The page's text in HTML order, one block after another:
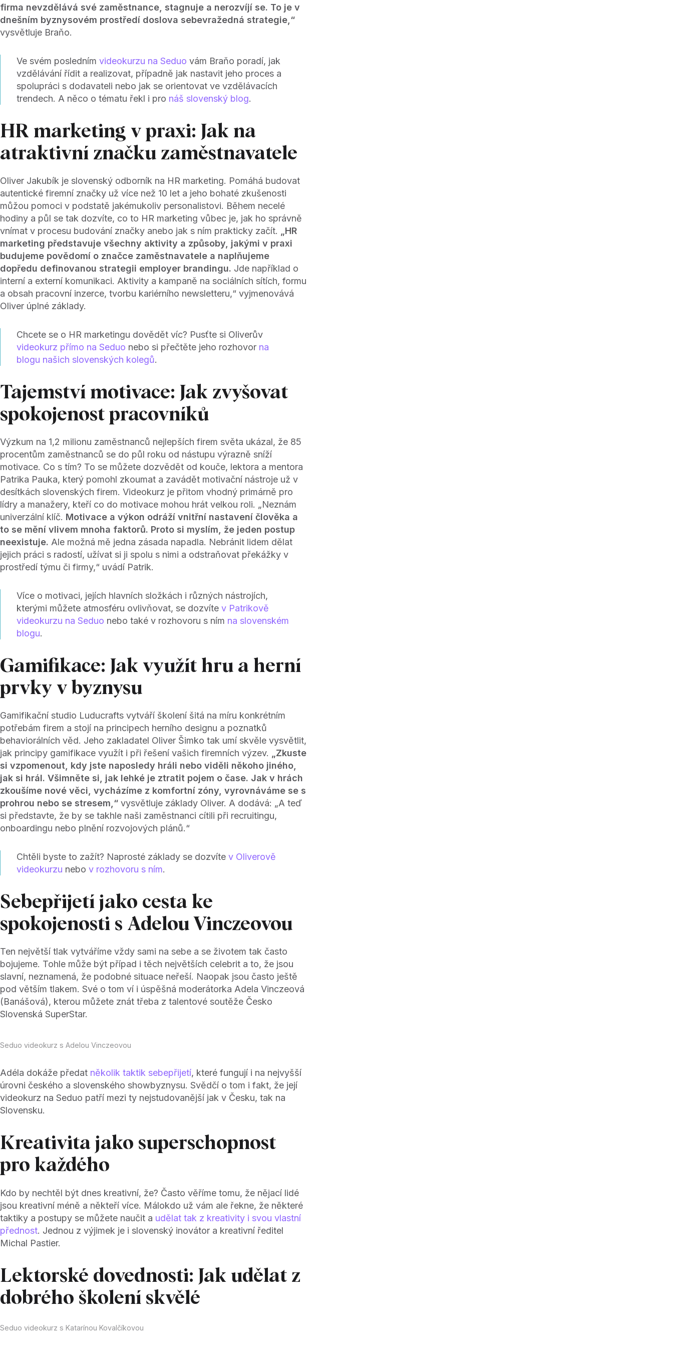
firma nevzdělává své zaměstnance, stagnuje a nerozvíjí se. To je v
dnešním byznysovém prostředí doslova sebevražedná strategie,“
vysvětluje Braňo.
Ve svém posledním videokurzu na Seduo vám Braňo poradí, jak
vzdělávání řídit a realizovat, případně jak nastavit jeho proces a
spolupráci s dodavateli nebo jak se orientovat ve vzdělávacích
trendech. A něco o tématu řekl i pro náš slovenský blog.
HR marketing v praxi: Jak na
atraktivní značku zaměstnavatele
Oliver Jakubík je slovenský odborník na HR marketing. Pomáhá budovat
autentické firemní značky už více než 10 let a jeho bohaté zkušenosti
můžou pomoci v podstatě jakémukoliv personalistovi. Během necelé
hodiny a půl se tak dozvíte, co to HR marketing vůbec je, jak ho správně
vnímat v procesu budování značky anebo jak s ním prakticky začít.
„HR
marketing představuje všechny aktivity a způsoby, jakými v praxi
budujeme povědomí o značce zaměstnavatele a naplňujeme
dopředu definovanou strategii employer brandingu. Jde například o
interní a externí komunikaci. Aktivity a kampaně na sociálních sítích, formu
a obsah pracovní inzerce, tvorbu kariérního newsletteru,“ vyjmenovává
Oliver úplné základy.
Chcete se o HR marketingu dovědět víc? Pusťte si Oliverův
videokurz přímo na Seduo nebo si přečtěte jeho rozhovor na
blogu našich slovenských kolegů.
Tajemství motivace: Jak zvyšovat
spokojenost pracovníků
Výzkum na 1,2 milionu zaměstnanců nejlepších firem světa ukázal, že 85
procentům zaměstnanců se do půl roku od nástupu výrazně sníží
motivace. Co s tím? To se můžete dozvědět od kouče, lektora a mentora
Patrika Pauka, který pomohl zkoumat a zavádět motivační nástroje už v
desítkách slovenských firem. Videokurz je přitom vhodný primárně pro
lídry a manažery, kteří co do motivace mohou hrát velkou roli. „Neznám
univerzální klíč. Motivace a výkon odráží vnitřní nastavení člověka a
to se mění vlivem mnoha faktorů. Proto si myslím, že jeden postup
neexistuje. Ale možná mě jedna zásada napadla. Nebránit lidem dělat
jejich práci s radostí, užívat si ji spolu s nimi a odstraňovat překážky v
prostředí týmu či firmy,“ uvádí Patrik.
Více o motivaci, jejích hlavních složkách i různých nástrojích,
kterými můžete atmosféru ovlivňovat, se dozvíte v Patrikově
videokurzu na Seduo nebo také v rozhovoru s ním na slovenském
blogu.
Gamifikace: Jak využít hru a herní
prvky v byznysu
Gamifikační studio Luducrafts vytváří školení šitá na míru konkrétním
potřebám firem a stojí na principech herního designu a poznatků
behaviorálních věd. Jeho zakladatel Oliver Šimko tak umí skvěle vysvětlit,
jak principy gamifikace využít i při řešení vašich firemních výzev. „Zkuste
si vzpomenout, kdy jste naposledy hráli nebo viděli někoho jiného,
jak si hrál. Všimněte si, jak lehké je ztratit pojem o čase. Jak v hrách
zkoušíme nové věci, vycházíme z komfortní zóny, vyrovnáváme se s
prohrou nebo se stresem,“ vysvětluje základy Oliver. A dodává: „A teď
si představte, že by se takhle naši zaměstnanci cítili při recruitingu,
onboardingu nebo plnění rozvojových plánů.“
Chtěli byste to zažít? Naprosté základy se dozvíte v Oliverově
videokurzu nebo v rozhovoru s ním.
Sebepřijetí jako cesta ke
spokojenosti s Adelou Vinczeovou
Ten největší tlak vytváříme vždy sami na sebe a se životem tak často
bojujeme. Tohle může být případ i těch největších celebrit a to, že jsou
slavní, neznamená, že podobné situace neřeší. Naopak jsou často ještě
pod větším tlakem. Své o tom ví i úspěšná moderátorka Adela Vinczeová
(Banášová), kterou můžete znát třeba z talentové soutěže Česko
Slovenská SuperStar.
Seduo videokurz s Adelou Vinczeovou
Adéla dokáže předat několik taktik sebepřijetí, které fungují i na nejvyšší
úrovni českého a slovenského showbyznysu. Svědčí o tom i fakt, že její
videokurz na Seduo patří mezi ty nejstudovanější jak v Česku, tak na
Slovensku.
Kreativita jako superschopnost
pro každého
Kdo by nechtěl být dnes kreativní, že? Často věříme tomu, že nějací lidé
jsou kreativní méně a někteří více. Málokdo už vám ale řekne, že některé
taktiky a postupy se můžete naučit a udělat tak z kreativity i svou vlastní
přednost. Jednou z výjimek je i slovenský inovátor a kreativní ředitel
Michal Pastier.
Lektorské dovednosti: Jak udělat z
dobrého školení skvělé
Seduo videokurz s Katarínou Kovalčíkovou